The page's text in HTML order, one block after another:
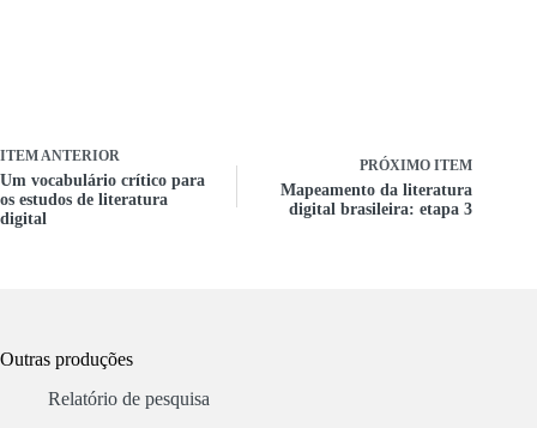
ITEM ANTERIOR
Um vocabulário crítico para
os estudos de literatura
digital
PRÓXIMO ITEM
Mapeamento da literatura
digital brasileira: etapa 3
Outras produções
Relatório de pesquisa